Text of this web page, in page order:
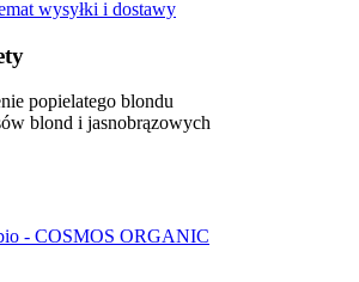
wysyłki i dostawy
popielatego blondu
blond i jasnobrązowych
- COSMOS ORGANIC